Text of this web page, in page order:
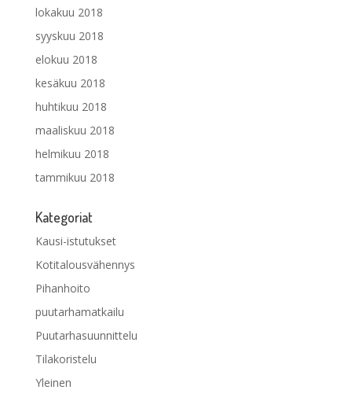
lokakuu 2018
syyskuu 2018
elokuu 2018
kesäkuu 2018
huhtikuu 2018
maaliskuu 2018
helmikuu 2018
tammikuu 2018
Kategoriat
Kausi-istutukset
Kotitalousvähennys
Pihanhoito
puutarhamatkailu
Puutarhasuunnittelu
Tilakoristelu
Yleinen